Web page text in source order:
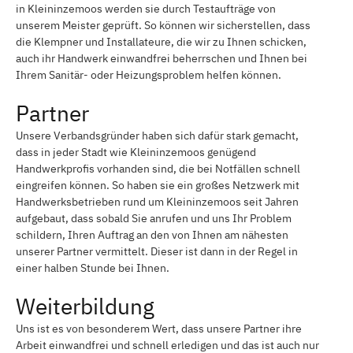
in Kleininzemoos werden sie durch Testaufträge von
unserem Meister geprüft. So können wir sicherstellen, dass
die Klempner und Installateure, die wir zu Ihnen schicken,
auch ihr Handwerk einwandfrei beherrschen und Ihnen bei
Ihrem Sanitär- oder Heizungsproblem helfen können.
Partner
Unsere Verbandsgründer haben sich dafür stark gemacht,
dass in jeder Stadt wie Kleininzemoos genügend
Handwerkprofis vorhanden sind, die bei Notfällen schnell
eingreifen können. So haben sie ein großes Netzwerk mit
Handwerksbetrieben rund um Kleininzemoos seit Jahren
aufgebaut, dass sobald Sie anrufen und uns Ihr Problem
schildern, Ihren Auftrag an den von Ihnen am nähesten
unserer Partner vermittelt. Dieser ist dann in der Regel in
einer halben Stunde bei Ihnen.
Weiterbildung
Uns ist es von besonderem Wert, dass unsere Partner ihre
Arbeit einwandfrei und schnell erledigen und das ist auch nur